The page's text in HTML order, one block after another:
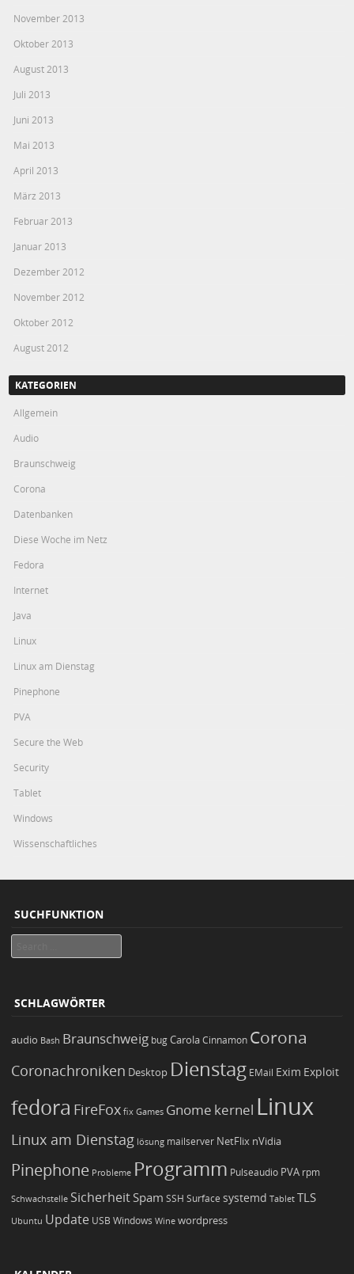
November 2013
Oktober 2013
August 2013
Juli 2013
Juni 2013
Mai 2013
April 2013
März 2013
Februar 2013
Januar 2013
Dezember 2012
November 2012
Oktober 2012
August 2012
KATEGORIEN
Allgemein
Audio
Braunschweig
Corona
Datenbanken
Diese Woche im Netz
Fedora
Internet
Java
Linux
Linux am Dienstag
Pinephone
PVA
Secure the Web
Security
Tablet
Windows
Wissenschaftliches
SUCHFUNKTION
SCHLAGWÖRTER
audio Bash Braunschweig bugCarola Cinnamon Corona
Coronachroniken Desktop Dienstag EMail Exim Exploit
fedora FireFox fix Games Gnome kernel Linux
Linux am Dienstag lösung mailserver NetFlix nVidia
Pinephone Probleme Programm Pulseaudio PVA rpm
Schwachstelle Sicherheit Spam SSH Surface systemd Tablet TLS
Ubuntu Update USB Windows Wine wordpress